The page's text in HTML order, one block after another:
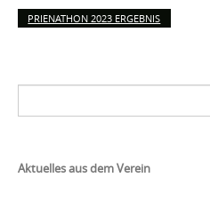
PRIENATHON 2023 ERGEBNIS
Aktuelles aus dem Verein